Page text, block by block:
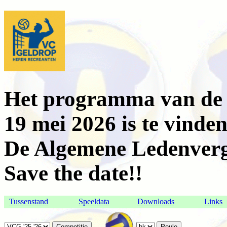
Het programma van
19 mei 2026 is te
De Algemene
Save the date!!
Tussenstand Speeldata Downloads Links